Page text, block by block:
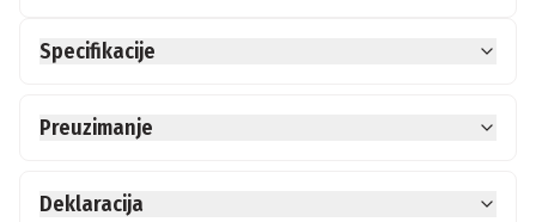
Specifikacije
Preuzimanje
Deklaracija